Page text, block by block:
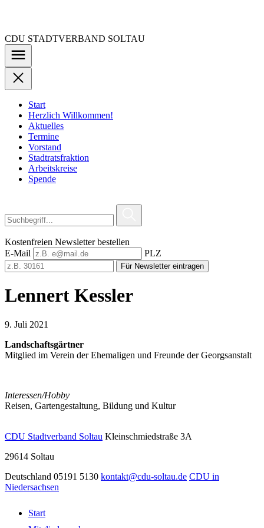
springen
CDU STADTVERBAND SOLTAU
Start
Herzlich Willkommen!
Aktuelles
Termine
Vorstand
Stadtratsfraktion
Arbeitskreise
Spende
Kostenfreien Newsletter bestellen
E-Mail
PLZ
Für Newsletter eintragen
Lennert Kessler
9. Juli 2021
Landschaftsgärtner
Mitglied im Verein der Ehemaligen und Freunde der Georgsanstalt
Interessen/Hobby
Reisen, Gartengestaltung, Bildung und Kultur
CDU Stadtverband Soltau Kleinschmiedstraße 3A
29614 Soltau
Deutschland 05191 5130 kontakt@cdu-soltau.de CDU in
Niedersachsen
Start